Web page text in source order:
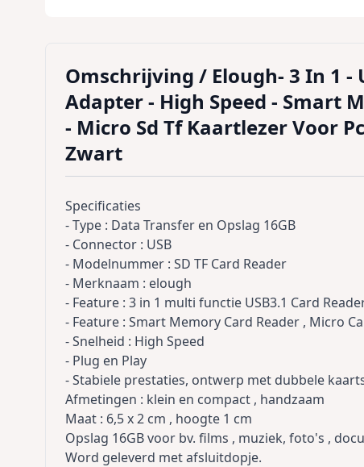
Omschrijving / Elough- 3 In 1 -
Adapter - High Speed - Smart
- Micro Sd Tf Kaartlezer Voor
Zwart
Specificaties
- Type : Data Transfer en Opslag 16GB
- Connector : USB
- Modelnummer : SD TF Card Reader
- Merknaam : elough
- Feature : 3 in 1 multi functie USB3.1 Card
- Feature : Smart Memory Card Reader , Micro
- Snelheid : High Speed
- Plug en Play
- Stabiele prestaties, ontwerp met dubbele
Afmetingen : klein en compact , handzaam
Maat : 6,5 x 2 cm , hoogte 1 cm
Opslag 16GB voor bv. films , muziek, foto's ,
Word geleverd met afsluitdopje.